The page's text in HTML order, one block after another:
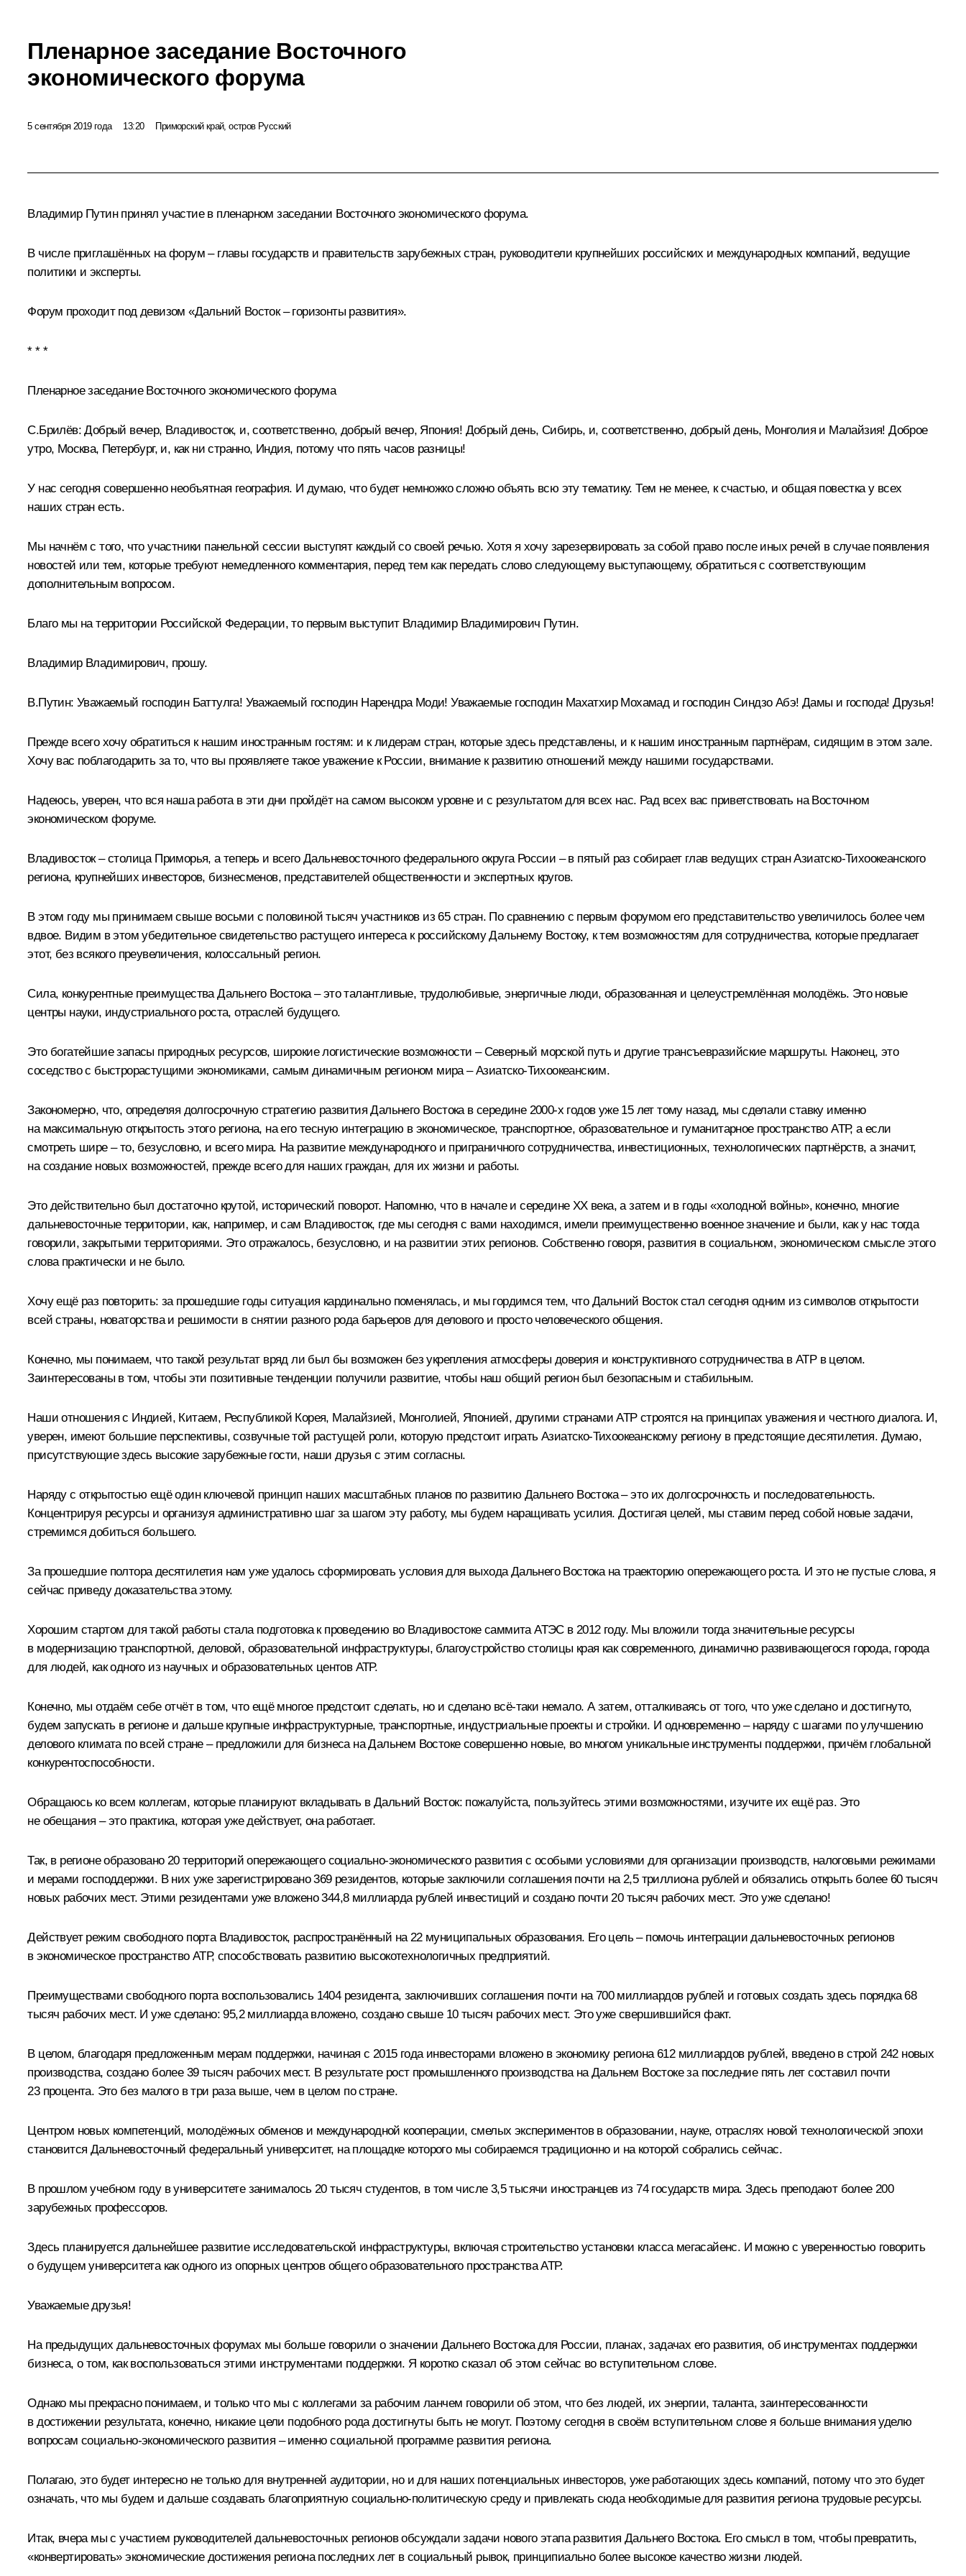
Пленарное заседание Восточного
экономического форума
5 сентября 2019 года 13:20 Приморский край, остров Русский
Владимир Путин принял участие в пленарном заседании Восточного экономического форума.
В числе приглашённых на форум – главы государств и правительств зарубежных стран, руководители крупнейших российских и международных компаний, ведущие
политики и эксперты.
Форум проходит под девизом «Дальний Восток – горизонты развития».
* * *
Пленарное заседание Восточного экономического форума
С.Брилёв: Добрый вечер, Владивосток, и, соответственно, добрый вечер, Япония! Добрый день, Сибирь, и, соответственно, добрый день, Монголия и Малайзия! Доброе
утро, Москва, Петербург, и, как ни странно, Индия, потому что пять часов разницы!
У нас сегодня совершенно необъятная география. И думаю, что будет немножко сложно объять всю эту тематику. Тем не менее, к счастью, и общая повестка у всех
наших стран есть.
Мы начнём с того, что участники панельной сессии выступят каждый со своей речью. Хотя я хочу зарезервировать за собой право после иных речей в случае появления
новостей или тем, которые требуют немедленного комментария, перед тем как передать слово следующему выступающему, обратиться с соответствующим
дополнительным вопросом.
Благо мы на территории Российской Федерации, то первым выступит Владимир Владимирович Путин.
Владимир Владимирович, прошу.
В.Путин: Уважаемый господин Баттулга! Уважаемый господин Нарендра Моди! Уважаемые господин Махатхир Мохамад и господинСиндзо Абэ! Дамы и господа! Друзья!
Прежде всего хочу обратиться к нашим иностранным гостям: и к лидерам стран, которые здесь представлены, и к нашим иностранным партнёрам, сидящим в этом зале.
Хочу вас поблагодарить за то, что вы проявляете такое уважение к России, внимание к развитию отношений между нашими государствами.
Надеюсь, уверен, что вся наша работа в эти дни пройдёт на самом высоком уровне и с результатом для всех нас. Рад всех вас приветствовать на Восточном
экономическом форуме.
Владивосток – столица Приморья, а теперь и всего Дальневосточного федерального округаРоссии – в пятый раз собирает глав ведущих стран Азиатско-Тихоокеанского
региона, крупнейших инвесторов, бизнесменов, представителей общественности и экспертных кругов.
В этом году мы принимаем свыше восьми с половиной тысяч участников из 65 стран. По сравнению с первым форумом его представительство увеличилось более чем
вдвое. Видим в этом убедительное свидетельство растущего интереса к российскому Дальнему Востоку, к тем возможностям для сотрудничества, которые предлагает
этот, без всякого преувеличения, колоссальный регион.
Сила, конкурентные преимущества Дальнего Востока – это талантливые, трудолюбивые, энергичные люди, образованная и целеустремлённая молодёжь. Это новые
центры науки, индустриального роста, отраслей будущего.
Это богатейшие запасы природных ресурсов, широкие логистические возможности – Северный морской путь и другие трансъевразийские маршруты. Наконец, это
соседство с быстрорастущими экономиками, самым динамичным регионом мира – Азиатско-Тихоокеанским.
Закономерно, что, определяя долгосрочную стратегию развития Дальнего Востока в середине 2000-х годов уже 15 лет тому назад, мы сделали ставку именно
на максимальную открытость этого региона, на его тесную интеграцию в экономическое, транспортное, образовательное и гуманитарное пространство АТР, а если
смотреть шире – то, безусловно, и всего мира. На развитие международного и приграничного сотрудничества, инвестиционных, технологических партнёрств, а значит,
на создание новых возможностей, прежде всего для наших граждан, для их жизни и работы.
Это действительно был достаточно крутой, исторический поворот. Напомню, что в начале и середине ХХ века, а затем и в годы «холодной войны», конечно, многие
дальневосточные территории, как, например, и сам Владивосток, где мы сегодня с вами находимся, имели преимущественно военное значение и были, как у нас тогда
говорили, закрытыми территориями. Это отражалось, безусловно, и на развитии этих регионов. Собственно говоря, развития в социальном, экономическом смысле этого
слова практически и не было.
Хочу ещё раз повторить: за прошедшие годы ситуация кардинально поменялась, и мы гордимся тем, что Дальний Восток стал сегодня одним из символов открытости
всей страны, новаторства и решимости в снятии разного рода барьеров для делового и просто человеческого общения.
Конечно, мы понимаем, что такой результат вряд ли был бы возможен без укрепления атмосферы доверия и конструктивного сотрудничества в АТР в целом.
Заинтересованы в том, чтобы эти позитивные тенденции получили развитие, чтобы наш общий регион был безопасным и стабильным.
Наши отношения с Индией, Китаем, Республикой Корея, Малайзией, Монголией, Японией, другими странами АТР строятся на принципах уважения и честного диалога. И,
уверен, имеют большие перспективы, созвучные той растущей роли, которую предстоит играть Азиатско-Тихоокеанскому региону в предстоящие десятилетия. Думаю,
присутствующие здесь высокие зарубежные гости, наши друзья с этим согласны.
Наряду с открытостью ещё один ключевой принцип наших масштабных планов по развитию Дальнего Востока – это их долгосрочность и последовательность.
Концентрируя ресурсы и организуя административно шаг за шагом эту работу, мы будем наращивать усилия. Достигая целей, мы ставим перед собой новые задачи,
стремимся добиться большего.
За прошедшие полтора десятилетия нам уже удалось сформировать условия для выхода Дальнего Востока на траекторию опережающего роста. И это не пустые слова, я
сейчас приведу доказательства этому.
Хорошим стартом для такой работы стала подготовка к проведению во Владивостоке саммитаАТЭСв 2012 году. Мы вложили тогда значительные ресурсы
в модернизацию транспортной, деловой, образовательной инфраструктуры, благоустройство столицы края как современного, динамично развивающегося города, города
для людей, как одного из научных и образовательных центов АТР.
Конечно, мы отдаём себе отчёт в том, что ещё многое предстоит сделать, но и сделано всё-таки немало. А затем, отталкиваясь от того, что уже сделано и достигнуто,
будем запускать в регионе и дальше крупные инфраструктурные, транспортные, индустриальные проекты и стройки. И одновременно – наряду с шагами по улучшению
делового климата по всей стране – предложили для бизнеса на Дальнем Востоке совершенно новые, во многом уникальные инструменты поддержки, причём глобальной
конкурентоспособности.
Обращаюсь ко всем коллегам, которые планируют вкладывать в Дальний Восток: пожалуйста, пользуйтесь этими возможностями, изучите их ещё раз. Это
не обещания – это практика, которая уже действует, она работает.
Так, в регионе образовано 20 территорий опережающего социально-экономического развития с особыми условиями для организации производств, налоговыми режимами
и мерами господдержки. В них уже зарегистрировано 369 резидентов, которые заключили соглашения почти на 2,5 триллиона рублей и обязались открыть более 60 тысяч
новых рабочих мест. Этими резидентами уже вложено 344,8 миллиарда рублей инвестиций и создано почти 20 тысяч рабочих мест. Это уже сделано!
Действует режим свободного порта Владивосток, распространённый на 22 муниципальных образования. Его цель – помочь интеграции дальневосточных регионов
в экономическое пространство АТР, способствовать развитию высокотехнологичных предприятий.
Преимуществами свободного порта воспользовались 1404 резидента, заключивших соглашения почти на 700 миллиардов рублей и готовых создать здесь порядка 68
тысяч рабочих мест. И уже сделано: 95,2 миллиарда вложено, создано свыше 10 тысяч рабочих мест. Это уже свершившийся факт.
В целом, благодаря предложенным мерам поддержки, начиная с 2015 года инвесторами вложено в экономику региона 612 миллиардов рублей, введено в строй 242 новых
производства, создано более 39 тысяч рабочих мест. В результате рост промышленного производства на Дальнем Востоке за последние пять лет составил почти
23 процента. Это без малого в три раза выше, чем в целом по стране.
Центром новых компетенций, молодёжных обменов и международной кооперации, смелых экспериментов в образовании, науке, отраслях новой технологической эпохи
становится Дальневосточный федеральный университет, на площадке которого мы собираемся традиционно и на которой собрались сейчас.
В прошлом учебном году в университете занималось 20 тысяч студентов, в том числе 3,5 тысячи иностранцев из 74 государств мира. Здесь преподают более 200
зарубежных профессоров.
Здесь планируется дальнейшее развитие исследовательской инфраструктуры, включая строительство установки класса мегасайенс. И можно с уверенностью говорить
о будущем университета как одного из опорных центров общего образовательного пространства АТР.
Уважаемые друзья!
На предыдущих дальневосточных форумах мы больше говорили о значении Дальнего Востока для России, планах, задачах его развития, об инструментах поддержки
бизнеса, о том, как воспользоваться этими инструментами поддержки. Я коротко сказал об этом сейчас во вступительном слове.
Однако мы прекрасно понимаем, и только что мы с коллегами за рабочим ланчем говорили об этом, что без людей, их энергии, таланта, заинтересованности
в достижении результата, конечно, никакие цели подобного рода достигнуты быть не могут. Поэтому сегодня в своём вступительном слове я больше внимания уделю
вопросам социально-экономического развития – именно социальной программе развития региона.
Полагаю, это будет интересно не только для внутренней аудитории, но и для наших потенциальных инвесторов, уже работающих здесь компаний, потому что это будет
означать, что мы будем и дальше создавать благоприятную социально-политическую среду и привлекать сюда необходимые для развития региона трудовые ресурсы.
Итак, вчера мы с участием руководителей дальневосточных регионов обсуждали задачи нового этапа развития Дальнего Востока. Его смысл в том, чтобы превратить,
«конвертировать» экономические достижения региона последних лет в социальный рывок, принципиально более высокое качество жизни людей.